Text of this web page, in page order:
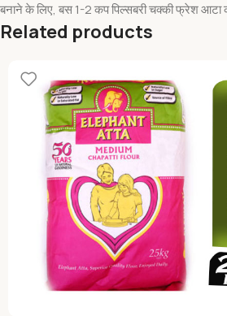
बनाने के लिए, बस 1-2 कप पिल्सबरी चक्की फ्रेश
Related products